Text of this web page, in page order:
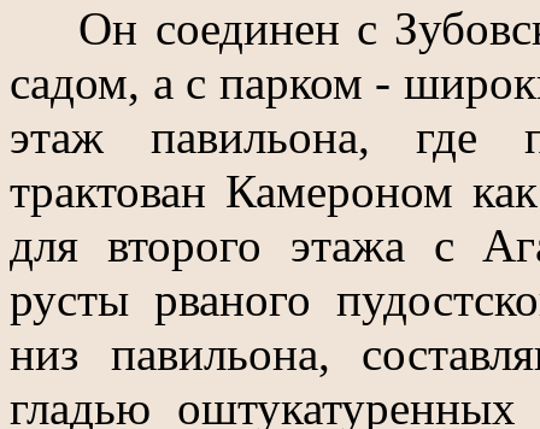
Он соединен с
садом, а с парком -
этаж павильона, где
трактован Камероном
для второго этажа с
русты рваного
низ павильона,
гладью оштукатуренных